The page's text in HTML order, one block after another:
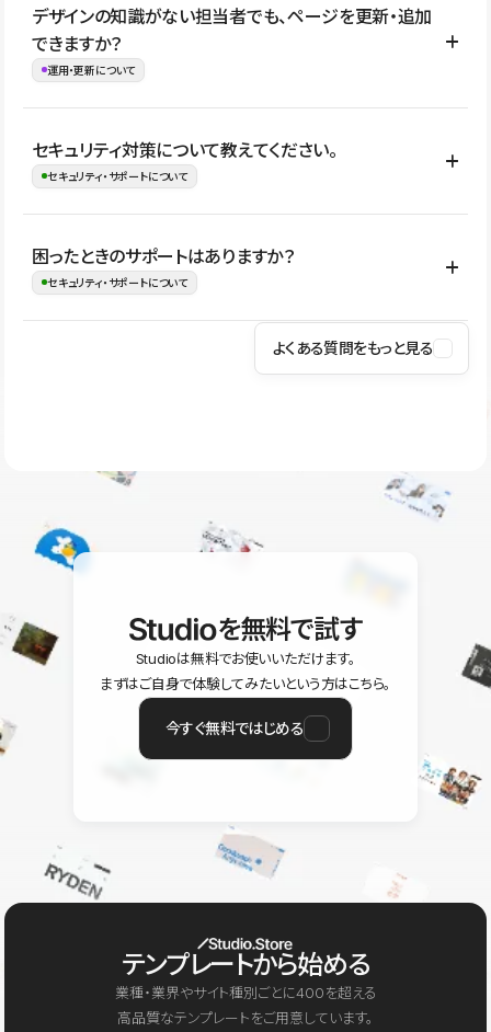
ない段階でも、お問い合わせください。
お問合せはこちら
公開ページ数、バージョン履歴の期間、CMS利用数の上限、権限
管理の有無などがプランごとに異なります。詳しくは料金プランペ
ージをご覧ください。
デザインの知識がない担当者でも、ページを更新・追加
できますか？
運用・更新について
はい。CMSやコンポーネントを活用して更新範囲を設計しておく
ことで、デザインを崩しにくい状態で運用できます。 さらにコン
ながらレイアウトに影響を与えずに更新作業を進めやすくなりま
す。
セキュリティ対策について教えてください。
セキュリティ・サポートについて
Studioでは、公開サイトやサービスを安全に利用できるよう、通信
の暗号化、データ保護、アクセス管理、脆弱性対策など、複数の観
はSSL/TLSによる通信暗号化に対応しており、悪質なスクリプトの
困ったときのサポートはありますか？
セキュリティ・サポートについて
操作方法や機能については、ヘルプセンターでご確認いただけま
ユーザー同士で質問・相談できるコミュニティもご利用ください。
よくある質問をもっと見る
を無料で試す
Studioは無料でお使いいただけます。
まずはご自身で体験してみたいという方はこちら。
今すぐ無料ではじめる
テンプレートから始める
業種・業界やサイト種別ごとに400を超える
高品質なテンプレートをご用意しています。